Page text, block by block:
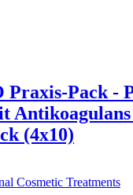
Praxis-Pack -
(4x10)
Cosmetic Treatments